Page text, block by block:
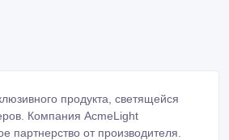
продукта, светящейся
Компания AcmeLight
партнерство от производителя.